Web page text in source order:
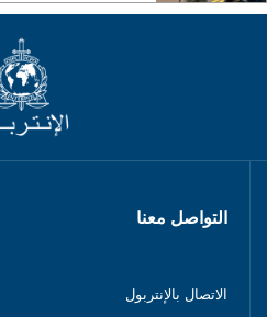
التواصل معنا
الاتصال بالإنتربول